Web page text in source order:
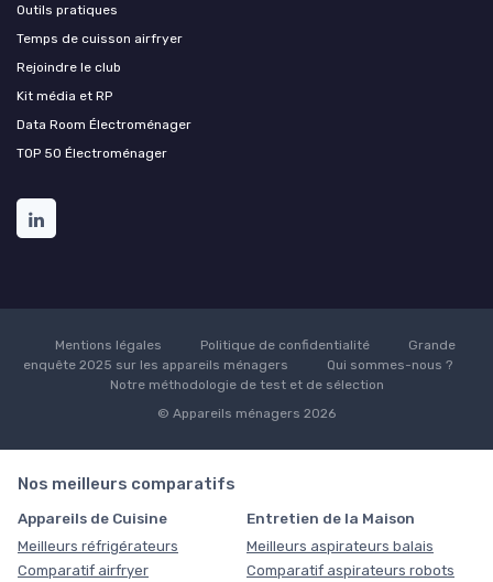
Outils pratiques
Temps de cuisson airfryer
Rejoindre le club
Kit média et RP
Data Room Électroménager
TOP 50 Électroménager
Mentions légales Politique de confidentialité
Grande
enquête 2025 sur les appareils ménagers
Qui sommes-nous ?
Notre méthodologie de test et de sélection
© Appareils ménagers 2026
Nos meilleurs comparatifs
Appareils de Cuisine
Meilleurs réfrigérateurs
Comparatif airfryer
Entretien de la Maison
Meilleurs aspirateurs balais
Comparatif aspirateurs robots